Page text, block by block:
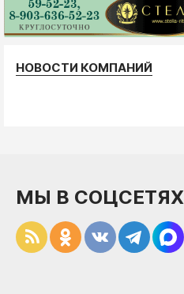
НОВОСТИ КОМПАНИЙ
МЫ В СОЦСЕТЯХ